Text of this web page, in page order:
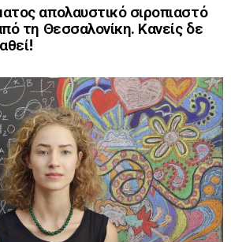
απολαυστικό σιροπιαστό
τη Θεσσαλονίκη. Κανείς δε